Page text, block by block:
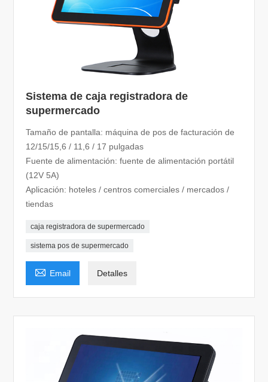
Sistema de caja registradora de
supermercado
Tamaño de pantalla: máquina de pos de facturación de
12/15/15,6 / 11,6 / 17 pulgadas
Fuente de alimentación: fuente de alimentación portátil
(12V 5A)
Aplicación: hoteles / centros comerciales / mercados /
tiendas
caja registradora de supermercado
sistema pos de supermercado
 Email Detalles